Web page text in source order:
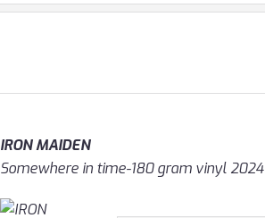
IRON MAIDEN
Somewhere in time-180 gram vinyl 2024